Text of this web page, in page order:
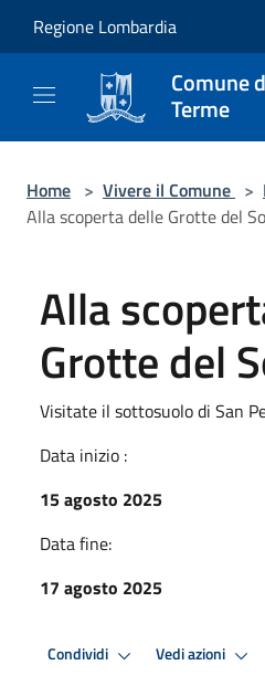
Regione Lombardia
Comune
Terme
Home > Vivere il Comune >
Alla scoperta delle Grotte del
Alla
Grotte del
Visitate il sottosuolo di San
Data inizio :
15 agosto 2025
Data fine:
17 agosto 2025
Condividi Vedi azioni